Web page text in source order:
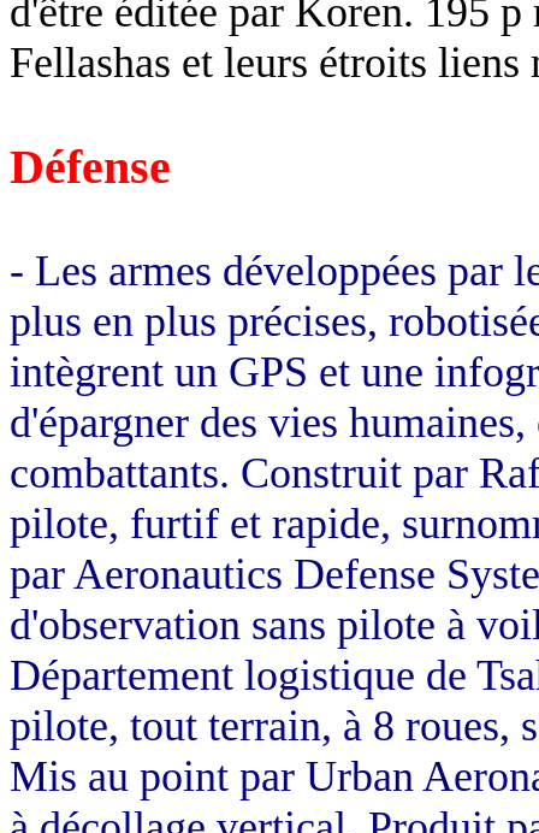
d'être éditée par Koren. 195 p
Fellashas et leurs étroits liens
Défense
- Les armes développées par
plus en plus précises,
intègrent un GPS et une
d'épargner des vies
combattants. Construit par
pilote, furtif et rapide,
par Aeronautics Defense
d'observation sans pilote à
Département logistique de
pilote, tout terrain, à 8 roues,
Mis au point par Urban